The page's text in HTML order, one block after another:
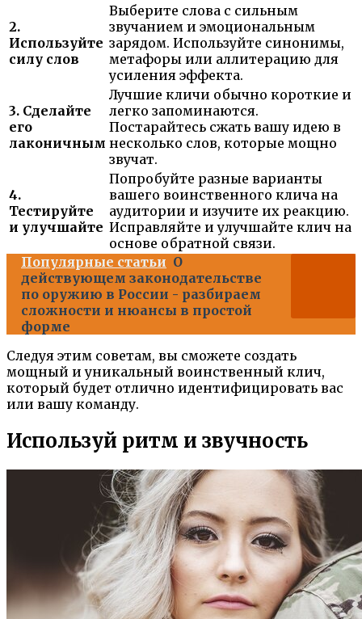
2.
Используйте
силу слов
Выберите слова с сильным
звучанием и эмоциональным
зарядом. Используйте синонимы,
метафоры или аллитерацию для
усиления эффекта.
3. Сделайте
его
лаконичным
Лучшие кличи обычно короткие и
легко запоминаются.
Постарайтесь сжать вашу идею в
несколько слов, которые мощно
звучат.
4.
Тестируйте
и улучшайте
Попробуйте разные варианты
вашего воинственного клича на
аудитории и изучите их реакцию.
Исправляйте и улучшайте клич на
основе обратной связи.
Популярные статьи О
действующем законодательстве
по оружию в России - разбираем
сложности и нюансы в простой
форме
Следуя этим советам, вы сможете создать
мощный и уникальный воинственный клич,
который будет отлично идентифицировать вас
или вашу команду.
Используй ритм и звучность